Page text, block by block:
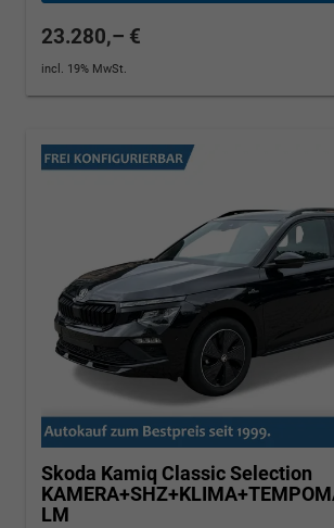
23.280,– €
incl. 19% MwSt.
Skoda Kamiq Classic Selection
LM